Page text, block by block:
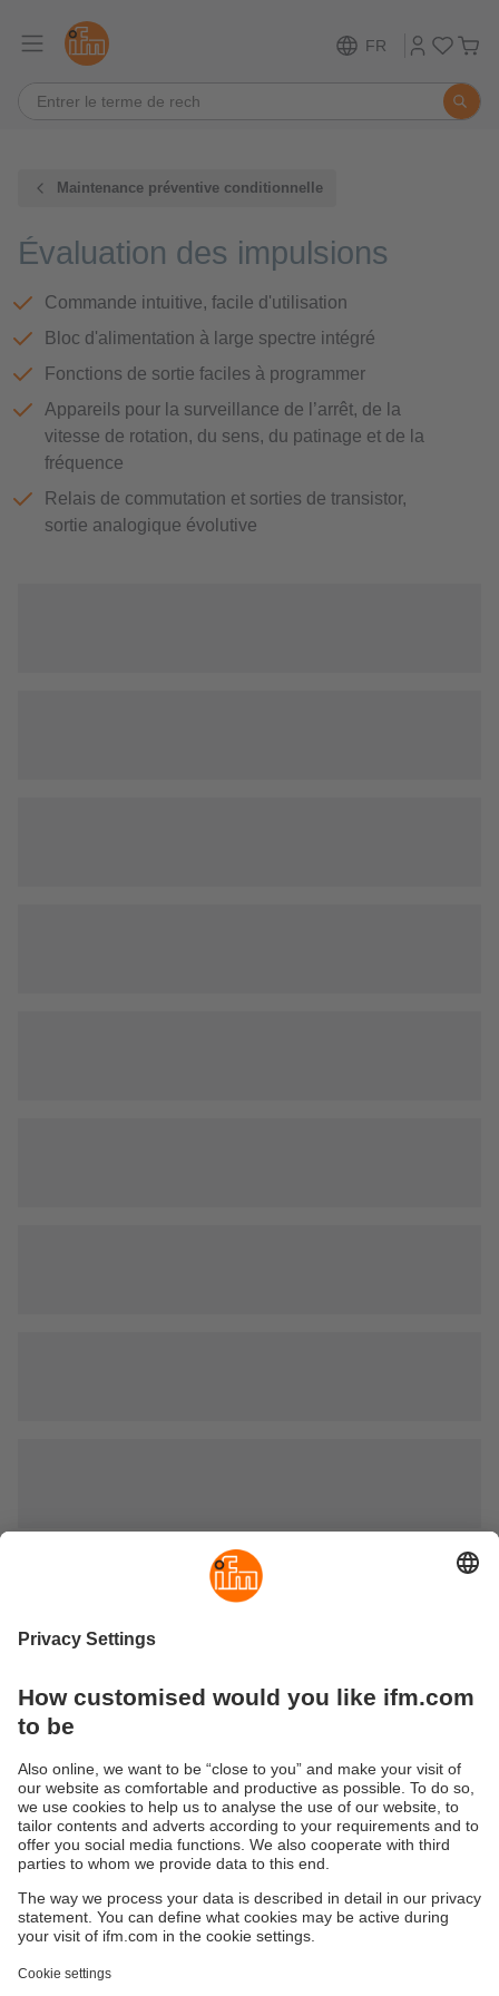
FR
Maintenance préventive conditionnelle
Évaluation des impulsions
Commande intuitive, facile d'utilisation
Bloc d'alimentation à large spectre intégré
Fonctions de sortie faciles à programmer
Appareils pour la surveillance de l’arrêt, de la
vitesse de rotation, du sens, du patinage et de la
fréquence
Relais de commutation et sorties de transistor,
sortie analogique évolutive
Durabilité
Conditions générales de vente
Protection des données